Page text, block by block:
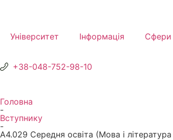
Університет Інформація Сфери
+38-048-752-98-10
Головна
-
Вступнику
-
А4.029 Середня освіта (Мова і